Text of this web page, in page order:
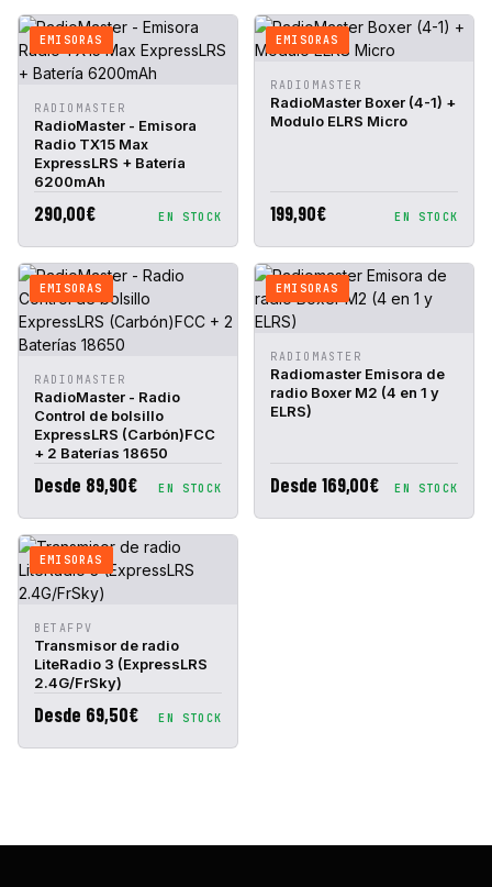
EMISORAS
VISTA
RÁPIDA
CESTA
RADIOMASTER
RadioMaster - Emisora
Radio TX15 Max
ExpressLRS + Batería
6200mAh
290,00€ EN STOCK
EMISORAS
VISTA
RÁPIDA
CESTA
RADIOMASTER
RadioMaster Boxer (4-1) +
Modulo ELRS Micro
199,90€ EN STOCK
EMISORAS
VISTA
RÁPIDA
CESTA
RADIOMASTER
RadioMaster - Radio
Control de bolsillo
ExpressLRS (Carbón)FCC
+ 2 Baterías 18650
Desde 89,90€ EN STOCK
EMISORAS
VISTA
RÁPIDA
CESTA
RADIOMASTER
Radiomaster Emisora de
radio Boxer M2 (4 en 1 y
ELRS)
Desde 169,00€ EN STOCK
EMISORAS
VISTA
RÁPIDA
CESTA
BETAFPV
Transmisor de radio
LiteRadio 3 (ExpressLRS
2.4G/FrSky)
Desde 69,50€ EN STOCK